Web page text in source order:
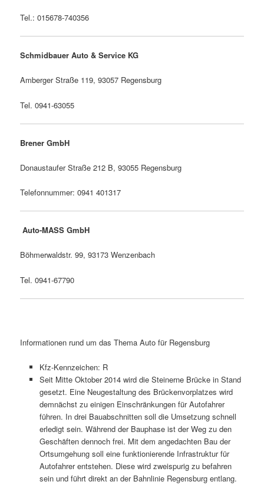
Tel.: 015678-740356
Schmidbauer Auto & Service KG
Amberger Straße 119, 93057 Regensburg
Tel. 0941-63055
Brener GmbH
Donaustaufer Straße 212 B, 93055 Regensburg
Telefonnummer: 0941 401317
Auto-MASS GmbH
Böhmerwaldstr. 99, 93173 Wenzenbach
Tel. 0941-67790
Informationen rund um das Thema Auto für Regensburg
Kfz-Kennzeichen: R
Seit Mitte Oktober 2014 wird die Steinerne Brücke in Stand
gesetzt. Eine Neugestaltung des Brückenvorplatzes wird
demnächst zu einigen Einschränkungen für Autofahrer
führen. In drei Bauabschnitten soll die Umsetzung schnell
erledigt sein. Während der Bauphase ist der Weg zu den
Geschäften dennoch frei. Mit dem angedachten Bau der
Ortsumgehung soll eine funktionierende Infrastruktur für
Autofahrer entstehen. Diese wird zweispurig zu befahren
sein und führt direkt an der Bahnlinie Regensburg entlang.